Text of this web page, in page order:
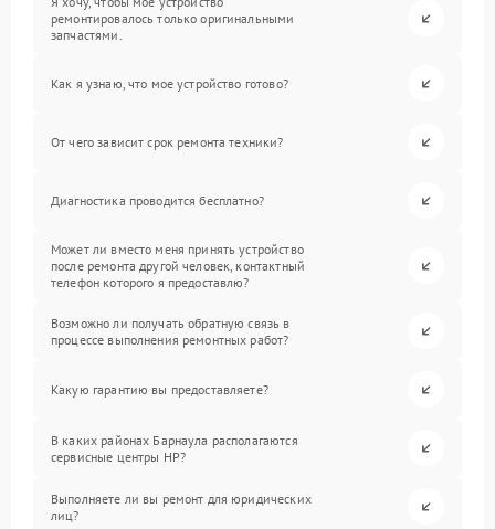
ремонтировалось только оригинальными
запчастями.
Как я узнаю, что мое устройство готово?
От чего зависит срок ремонта техники?
Диагностика проводится бесплатно?
Может ли вместо меня принять устройство
после ремонта другой человек, контактный
телефон которого я предоставлю?
Возможно ли получать обратную связь в
процессе выполнения ремонтных работ?
Какую гарантию вы предоставляете?
В каких районах Барнаула располагаются
сервисные центры HP?
Выполняете ли вы ремонт для юридических
лиц?